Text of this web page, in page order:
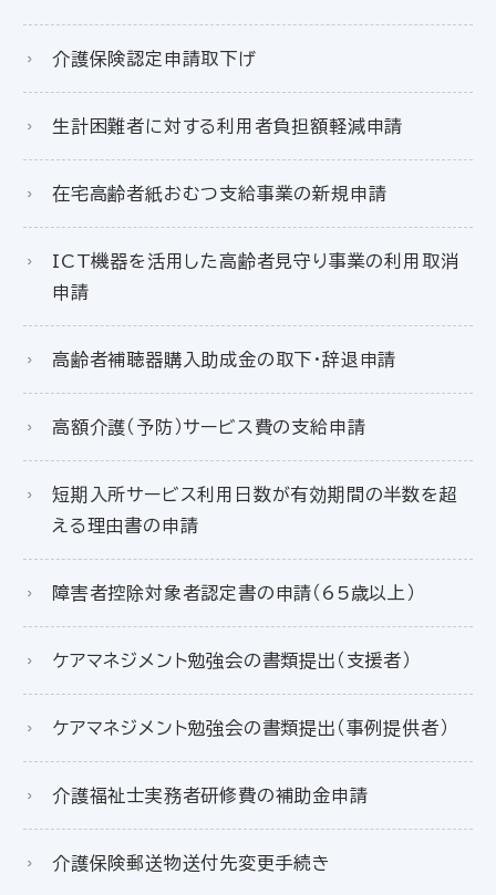
介護保険認定申請取下げ
生計困難者に対する利用者負担額軽減申請
在宅高齢者紙おむつ支給事業の新規申請
ICT機器を活用した高齢者見守り事業の利用取消
申請
高齢者補聴器購入助成金の取下・辞退申請
高額介護（予防）サービス費の支給申請
短期入所サービス利用日数が有効期間の半数を超
える理由書の申請
障害者控除対象者認定書の申請（65歳以上）
ケアマネジメント勉強会の書類提出（支援者）
ケアマネジメント勉強会の書類提出（事例提供者）
介護福祉士実務者研修費の補助金申請
介護保険郵送物送付先変更手続き